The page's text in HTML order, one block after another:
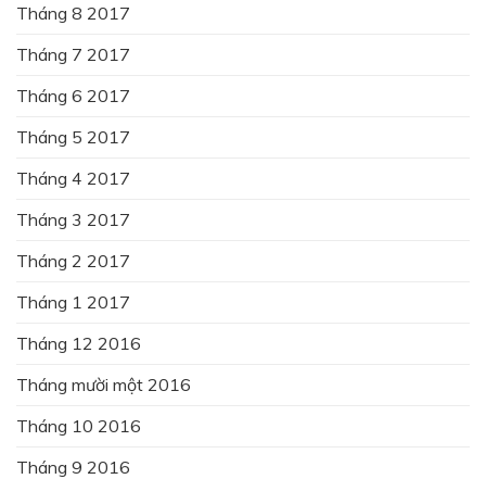
Tháng 8 2017
Tháng 7 2017
Tháng 6 2017
Tháng 5 2017
Tháng 4 2017
Tháng 3 2017
Tháng 2 2017
Tháng 1 2017
Tháng 12 2016
Tháng mười một 2016
Tháng 10 2016
Tháng 9 2016